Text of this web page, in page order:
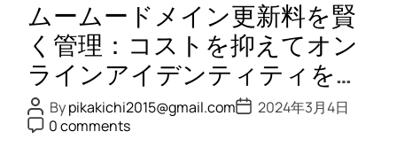
ムームードメイン更新料を賢
く管理：コストを抑えてオン
ラインアイデンティティを守
る
P
o
s
Bypikakichi2015@gmail.comP
o
2024年3月4日
P
o
0 comments